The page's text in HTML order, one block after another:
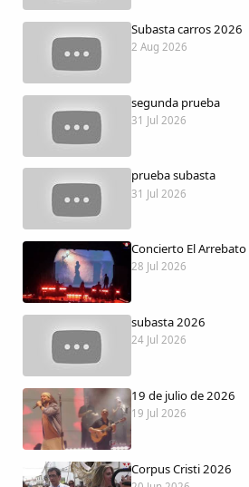
Traductor
Dichos
Cancionero Local
Apodos
Peñas
La palra
Modo oscuro
Subasta carros 2026
2 Aug 2026
segunda prueba
31 Jul 2026
prueba subasta
31 Jul 2026
Concierto El Arrebato
28 Jul 2026
subasta 2026
24 Jul 2026
19 de julio de 2026
19 Jul 2026
Corpus Cristi 2026